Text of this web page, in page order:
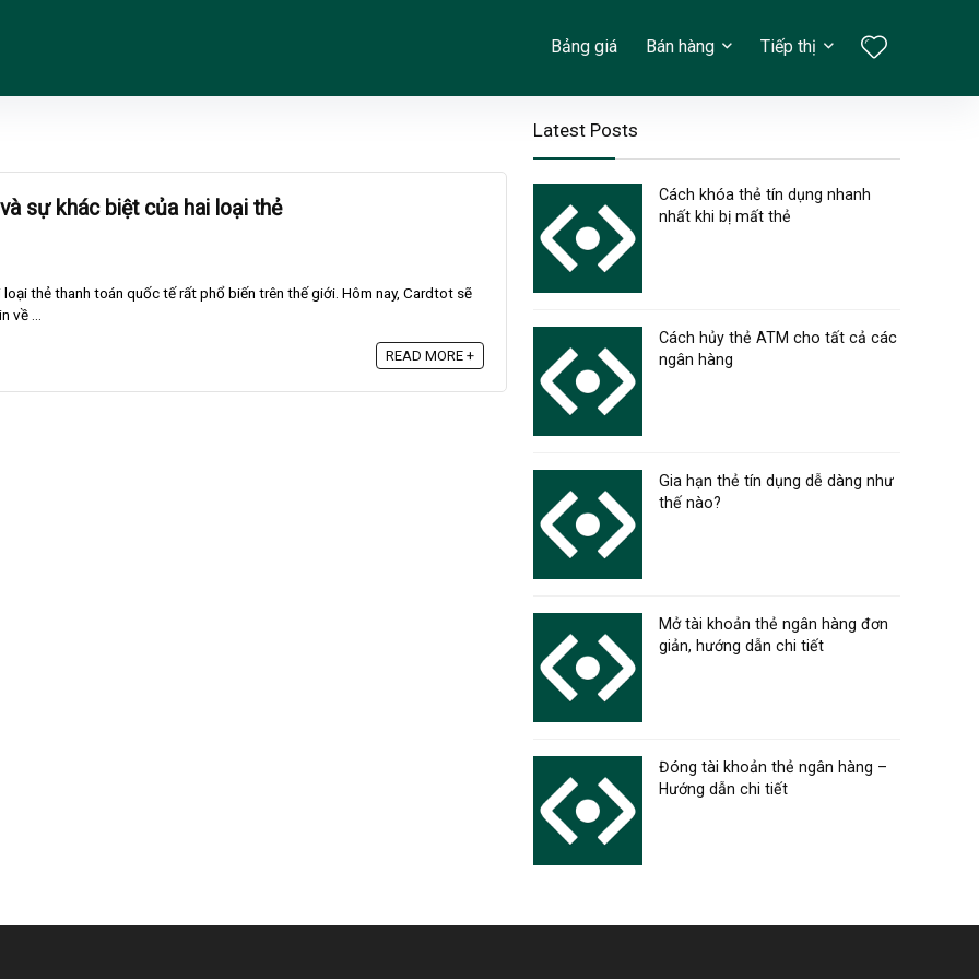
Bảng giá Bán hàng Tiếp thị
sự khác biệt của hai loại thẻ
loại thẻ thanh toán quốc tế rất phổ biến trên thế giới. Hôm nay, Cardtot sẽ
...
READ MORE +
Latest Posts
Cách khóa thẻ tín dụng nhanh
nhất khi bị mất thẻ
Cách hủy thẻ ATM cho tất cả các
ngân hàng
Gia hạn thẻ tín dụng dễ dàng như
thế nào?
Mở tài khoản thẻ ngân hàng đơn
giản, hướng dẫn chi tiết
Đóng tài khoản thẻ ngân hàng –
Hướng dẫn chi tiết